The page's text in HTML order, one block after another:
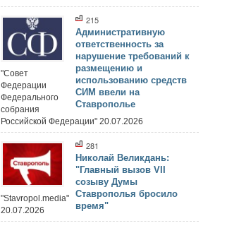
215
Административную
ответственность за
нарушение требований к
размещению и
использованию средств
СИМ ввели на
Ставрополье
"Совет
Федерации
Федерального
собрания
Российской Федерации" 20.07.2026
281
Николай Великдань:
"Главный вызов VII
созыву Думы
Ставрополья бросило
время"
"Stavropol.media"
20.07.2026